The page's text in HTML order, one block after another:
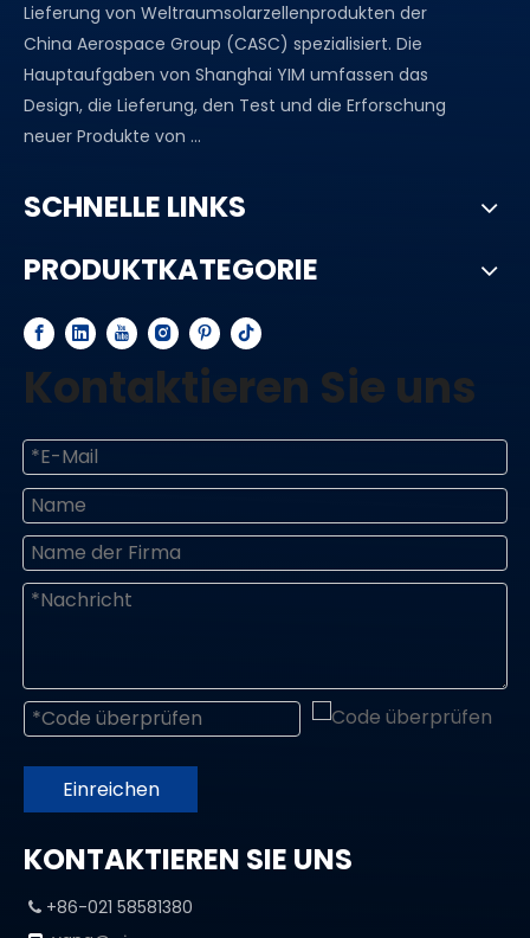
Lieferung von Weltraumsolarzellenprodukten der
China Aerospace Group (CASC) spezialisiert. Die
Hauptaufgaben von Shanghai YIM umfassen das
Design, die Lieferung, den Test und die Erforschung
neuer Produkte von ...
SCHNELLE LINKS
PRODUKTKATEGORIE
Kontaktieren Sie uns
Einreichen
KONTAKTIEREN SIE UNS
 +86-021 58581380